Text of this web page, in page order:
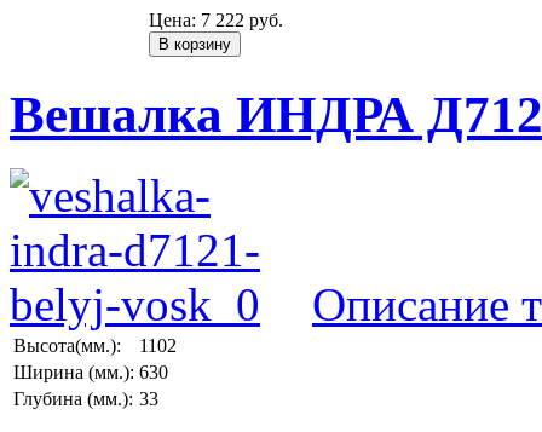
Цена: 7 222 руб.
Вешалка ИНДРА
Описание
Высота(мм.):
1102
Ширина (мм.): 630
Глубина (мм.): 33